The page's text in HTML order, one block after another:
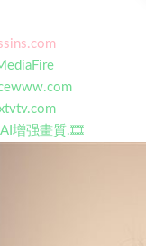
增强畫質.🎞️